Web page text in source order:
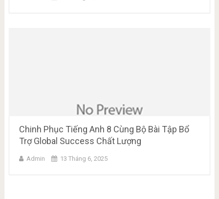
Chinh Phục Tiếng Anh 8 Cùng Bộ Bài Tập Bổ
Trợ Global Success Chất Lượng
Admin 13 Tháng 6, 2025